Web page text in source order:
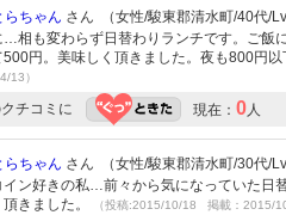
らちゃん さん （女性/駿東郡清水町/40代/
…相も変わらず日替わりランチです。ご飯
500円。美味しく頂きました。夜も800円
13）
チコミに 現在： 0人
らちゃん さん （女性/駿東郡清水町/30代/
イン好きの私…前々から気になっていた日
きました。
（投稿:2015/10/18 掲載：2015/